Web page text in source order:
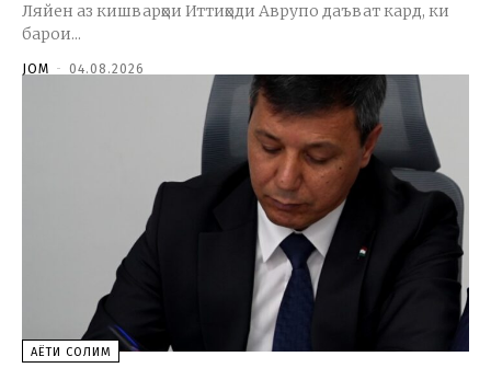
Ляйен аз кишварҳои Иттиҳоди Аврупо даъват кард, ки
барои...
JOM - 04.08.2026
ҲАЁТИ СОЛИМ